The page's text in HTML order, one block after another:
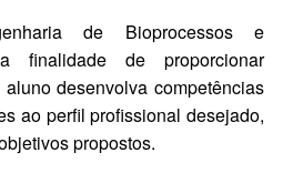
de Bioprocessos e
finalidade de proporcionar
desenvolva competências
ao perfil profissional desejado,
propostos.